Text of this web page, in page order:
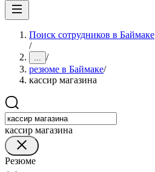
Поиск сотрудников в Баймаке
/
... /
резюме в Баймаке/
кассир магазина
кассир магазина
Резюме